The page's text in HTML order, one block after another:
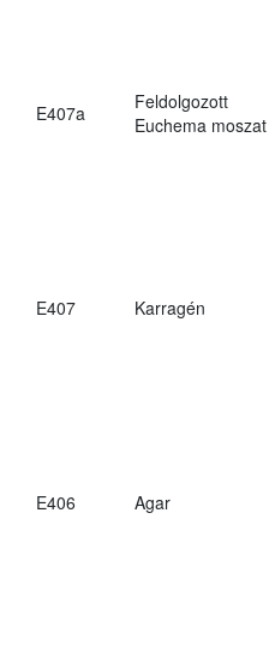
E407a
Feldolgozott
Euchema moszat
E407 Karragén
E406 Agar